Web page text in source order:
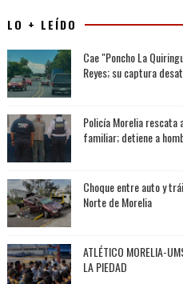
LO + LEÍDO
Cae "Poncho La
Reyes; su captura
Policía Morelia rescata
familiar; detiene a
Choque entre auto y
Norte de Morelia
ATLÉTICO MORELIA-
LA PIEDAD